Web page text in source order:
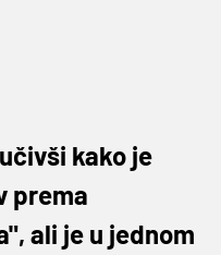
kako je
prema
ali je u jednom